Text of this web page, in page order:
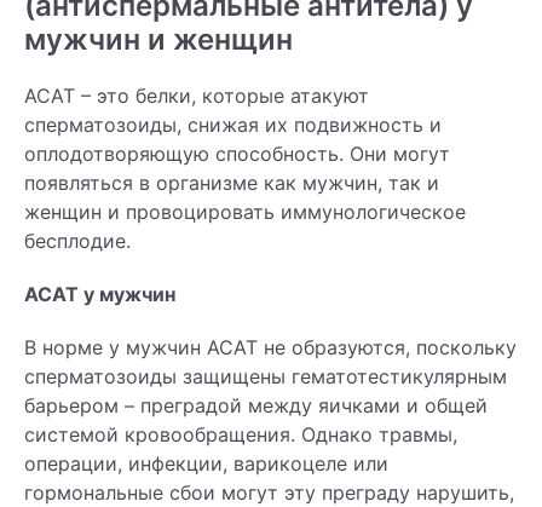
мужчин и женщин
АСАТ – это белки, которые атакуют
сперматозоиды, снижая их подвижность и
оплодотворяющую способность. Они могут
появляться в организме как мужчин, так и
женщин и провоцировать иммунологическое
бесплодие.
АСАТ у мужчин
В норме у мужчин АСАТ не образуются, поскольку
сперматозоиды защищены гематотестикулярным
барьером – преградой между яичками и общей
системой кровообращения. Однако травмы,
операции, инфекции, варикоцеле или
гормональные сбои могут эту преграду нарушить,